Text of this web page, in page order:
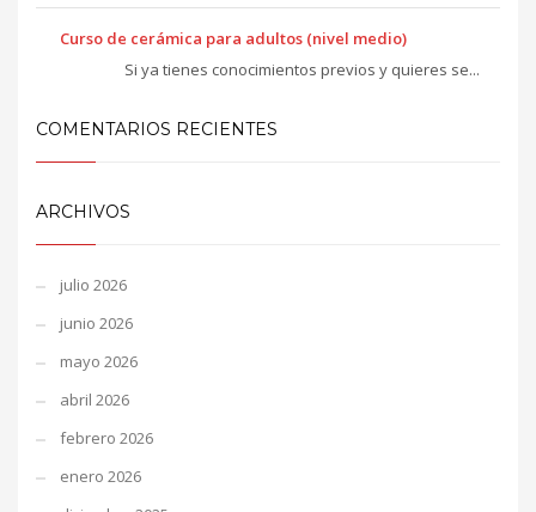
Curso de cerámica para adultos (nivel medio)
Si ya tienes conocimientos previos y quieres se...
COMENTARIOS RECIENTES
ARCHIVOS
julio 2026
junio 2026
mayo 2026
abril 2026
febrero 2026
enero 2026